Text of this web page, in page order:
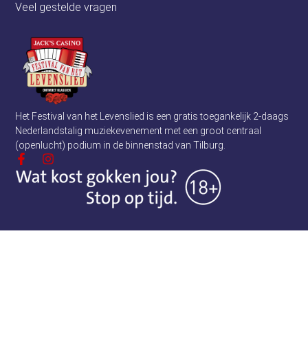
Het Festival van het Levenslied is een gratis toegankelijk 2-daags
Nederlandstalig muziekevenement met een groot centraal
(openlucht) podium in de binnenstad van Tilburg.
Veel gestelde vragen